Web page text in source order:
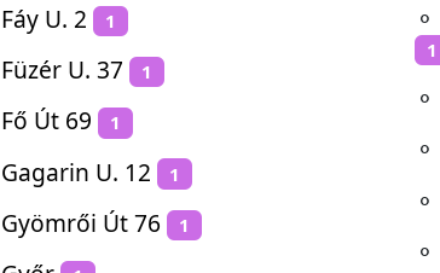
Fáy U. 2 1
Füzér U. 37 1
Fő Út 69 1
Gagarin U. 12 1
Gyömrői Út 76 1
⚬
1
⚬
⚬
⚬
⚬